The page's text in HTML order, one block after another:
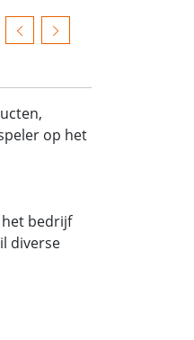
op het
het bedrijf
diverse